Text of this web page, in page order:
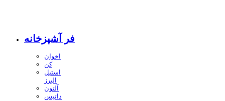
فر آشپزخانه
اخوان
کن
استیل
البرز
آلتون
داتیس